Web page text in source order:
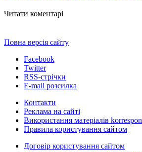
Читати коментарі
Повна версія сайту
Facebook
Twitter
RSS-стрічки
E-mail розсилка
Контакти
Реклама на сайті
Використання матеріалів
Правила користування сайтом
Договір користування сайтом